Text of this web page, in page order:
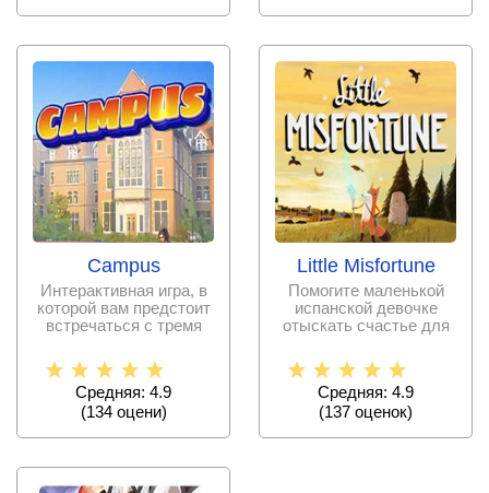
Campus
Интерактивная игра, в
которой вам предстоит
встречаться с тремя
Средняя: 4.9
(134оцени)
Little Misfortune
Помогите маленькой
испанской девочке
отыскать счастье для
Средняя: 4.9
(137 оценок)